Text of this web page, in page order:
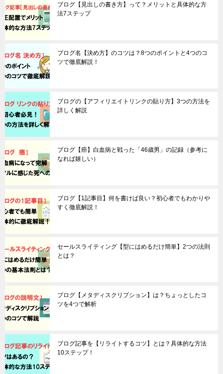
ブログ【見出しの書き方】って？メリットと具体的な方
法7ステップ
ブログ名【決め方】のコツは？8つのポイントと4つのコ
ツで徹底解説！
ブログの【アフィリエイトリンクの貼り方】3つの方法を
詳しく解説
ブログ【癌】白血病と戦った「46歳男」の記録（参考に
なれば嬉しい）
ブログ【1記事目】何を書けば良い？初心者でもわかりや
すく徹底解説！
セールスライティング【型にはめるだけ簡単】2つの法則
とは？
ブログ【メタディスクリプション】は？ちょっとしたコ
ツを4つで解析
ブログ記事を【リライトするコツ】とは？具体的な方法
10ステップ！